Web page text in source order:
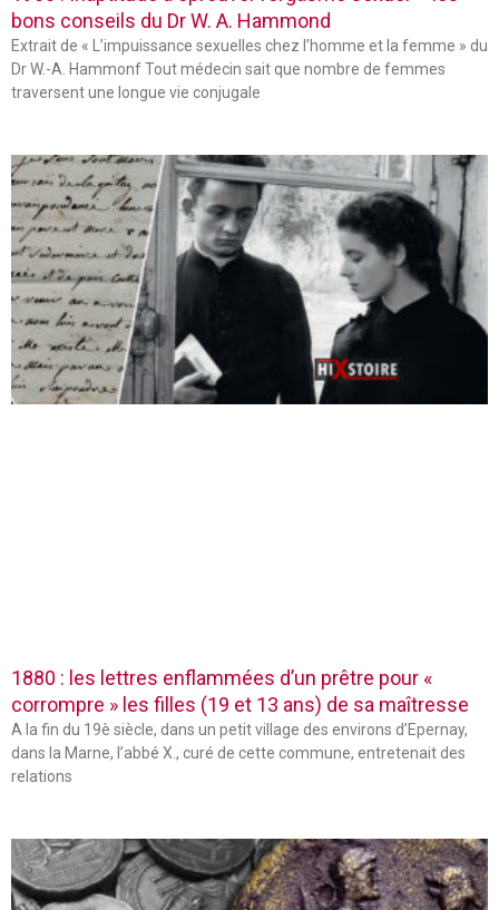
bons conseils du Dr W. A. Hammond
Extrait de « L’impuissance sexuelles chez l’homme et la femme » du
Dr W.-A. Hammonf Tout médecin sait que nombre de femmes
traversent une longue vie conjugale
1880 : les lettres enflammées d’un prêtre pour «
corrompre » les filles (19 et 13 ans) de sa maîtresse
A la fin du 19è siècle, dans un petit village des environs d’Epernay,
dans la Marne, l’abbé X., curé de cette commune, entretenait des
relations